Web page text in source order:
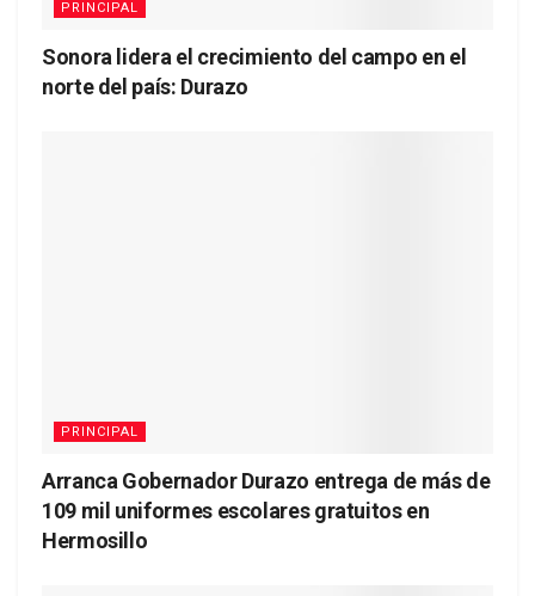
PRINCIPAL
Sonora lidera el crecimiento del campo en el
norte del país: Durazo
PRINCIPAL
Arranca Gobernador Durazo entrega de más de
109 mil uniformes escolares gratuitos en
Hermosillo